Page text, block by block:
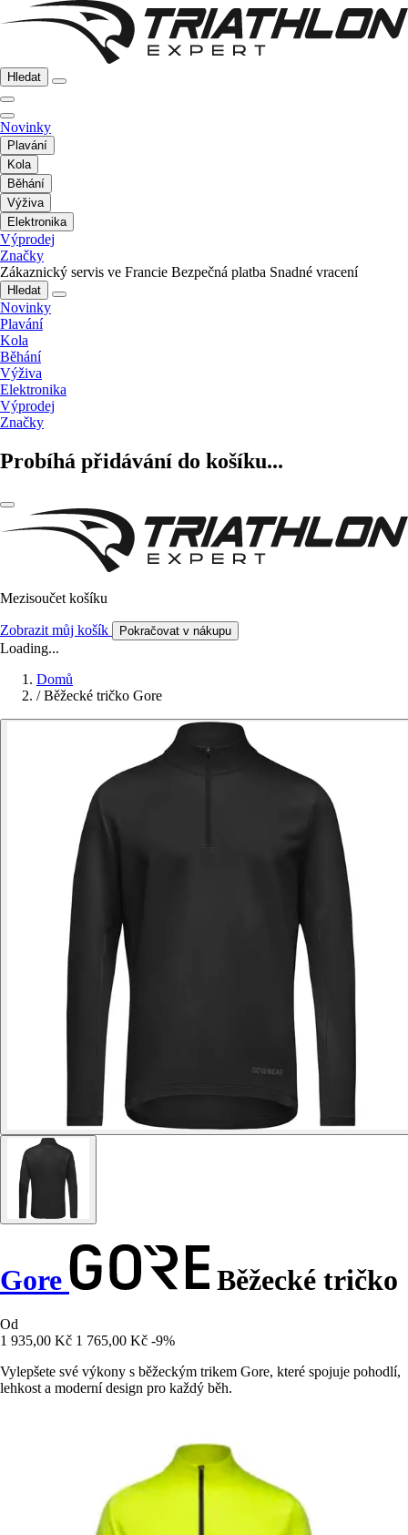
Hledat
Novinky
Plavání
Kola
Běhání
Výživa
Elektronika
Výprodej
Značky
Zákaznický servis ve Francie Bezpečná platba Snadné vracení
Hledat
Novinky
Plavání
Kola
Běhání
Výživa
Elektronika
Výprodej
Značky
Probíhá přidávání do košíku...
Mezisoučet košíku
Zobrazit můj košík Pokračovat v nákupu
Loading...
Domů
/ Běžecké tričko Gore
Gore Běžecké tričko
Od
1 935,00 Kč 1 765,00 Kč -9%
Vylepšete své výkony s běžeckým trikem Gore, které spojuje pohodlí,
lehkost a moderní design pro každý běh.